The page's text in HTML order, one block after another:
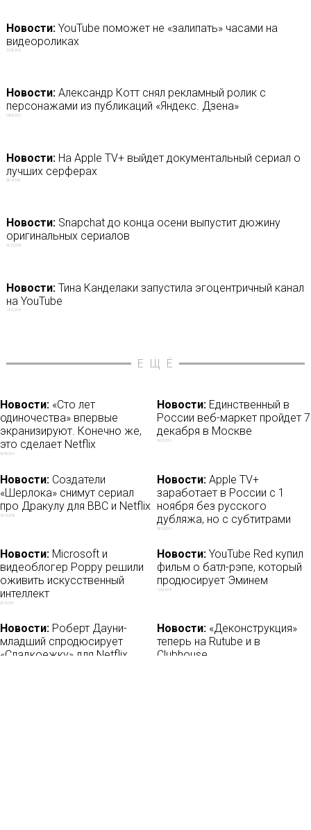
Новости:YouTube поможет не «залипать» часами на
видеороликах
10/05/2018
Новости:Александр Котт снял рекламный ролик с
персонажами из публикаций «Яндекс. Дзена»
04/03/2019
Новости:На Apple TV+ выйдет документальный сериал о
лучших серферах
05/12/2020
Новости:Snapchat до конца осени выпустит дюжину
оригинальных сериалов
15/10/2018
Новости:Тина Канделаки запустила эгоцентричный канал
на YouTube
14/12/2018
ЕЩЁ
Новости: «Сто лет
одиночества» впервые
экранизируют. Конечно же,
это сделает Netflix
06/03/2019
Новости: Единственный в
России веб-маркет пройдет 7
декабря в Москве
04/12/2019
Новости: Создатели
«Шерлока» снимут сериал
про Дракулу для BBC и Netflix
16/10/2018
Новости: Apple TV+
заработает в России с 1
ноября без русского
дубляжа, но с субтитрами
28/10/2019
Новости: Microsoft и
видеоблогер Poppy решили
оживить искусственный
интеллект
25/12/2017
Новости: YouTube Red купил
фильм о батл-рэпе, который
продюсирует Эминем
19/01/2018
Новости: Роберт Дауни-
младший спродюсирует
«Сладкоежку» для Netflix
Новости: «Деконструкция»
теперь на Rutube и в
Clubhouse